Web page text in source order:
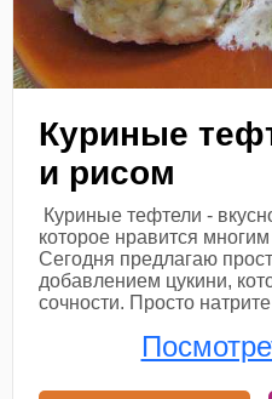
Куриные
и рисом
Куриные тефтели -
которое нравится
Сегодня предлагаю
добавлением цукини,
сочности. Просто